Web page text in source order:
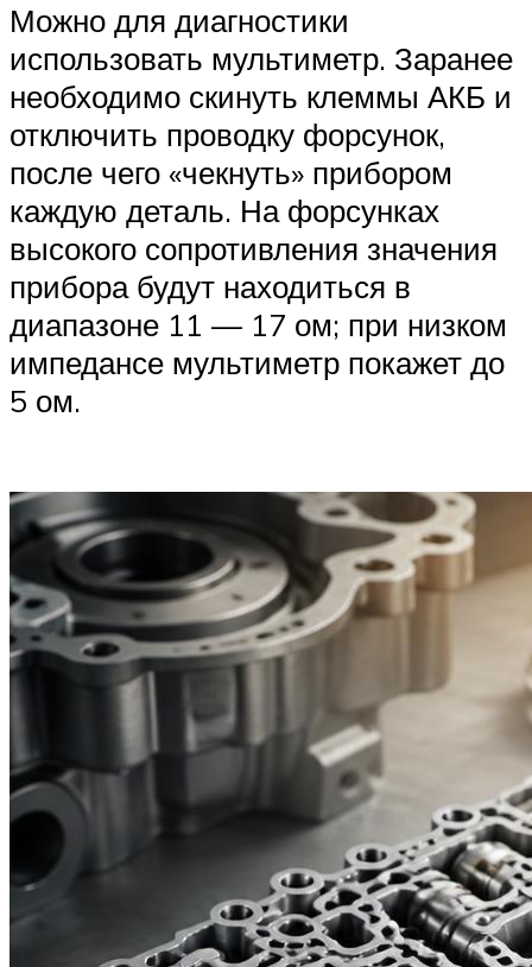
Можно для диагностики
использовать мультиметр. Заранее
необходимо скинуть клеммы АКБ и
отключить проводку форсунок,
после чего «чекнуть» прибором
каждую деталь. На форсунках
высокого сопротивления значения
прибора будут находиться в
диапазоне 11 — 17 ом; при низком
импедансе мультиметр покажет до
5 ом.